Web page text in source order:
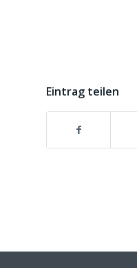
Eintrag teilen